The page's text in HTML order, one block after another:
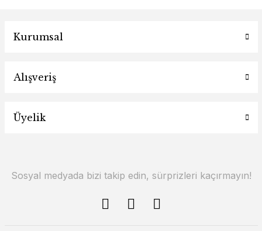
Kurumsal
Alışveriş
Üyelik
Sosyal medyada bizi takip edin, sürprizleri kaçırmayın!